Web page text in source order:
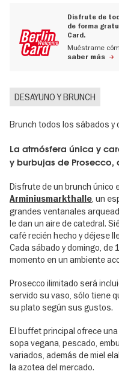
Disfrute de
de forma
Card.
Muéstrame
saber más
DESAYUNO Y BRUNCH
Brunch todos los sábados y
La atmósfera única y
y burbujas de
Disfrute de un brunch único
Arminiusmarkthalle, un
grandes ventanales
le dan un aire de catedral.
café recién hecho y déjese
Cada sábado y domingo,
momento en un ambiente
Prosecco ilimitado será
servido su vaso, sólo tiene
su plato según sus gustos.
El buffet principal ofrece
sopa vegana, pescado,
variados, además de miel
la azotea del mercado.